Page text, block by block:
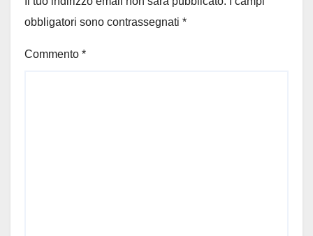
obbligatori sono contrassegnati *
Commento *